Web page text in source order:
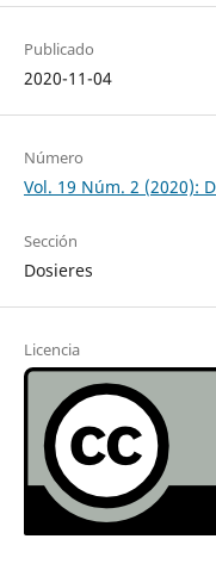
Publicado
2020-11-04
Número
Vol. 19 Núm. 2 (2020):
Sección
Dosieres
Licencia